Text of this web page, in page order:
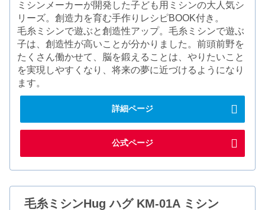
ミシンメーカーが開発した子ども用ミシンの大人気シ
リーズ。創造力を育む手作りレシピBOOK付き。
毛糸ミシンで遊ぶと創造性アップ。毛糸ミシンで遊ぶ
子は、創造性が高いことが分かりました。前頭前野を
たくさん働かせて、脳を鍛えることは、やりたいこと
を実現しやすくなり、将来の夢に近づけるようになり
ます。
詳細ページ
公式ページ
毛糸ミシンHug ハグ KM-01A ミシン